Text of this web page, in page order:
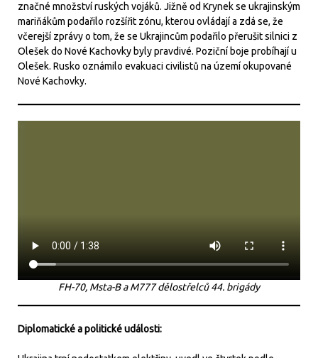
značné množství ruských vojáků. Jižně od Krynek se ukrajinským
mariňákům podařilo rozšířit zónu, kterou ovládají a zdá se, že
včerejší zprávy o tom, že se Ukrajincům podařilo přerušit silnici z
Olešek do Nové Kachovky byly pravdivé. Poziční boje probíhají u
Olešek. Rusko oznámilo evakuaci civilistů na území okupované
Nové Kachovky.
FH-70, Msta-B a M777 dělostřelců 44. brigády
Diplomatické a politické události: